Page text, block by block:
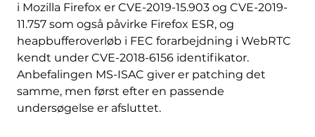
i Mozilla Firefox er CVE-2019-15.903 og CVE-2019-
11.757 som også påvirke Firefox ESR, og
heapbufferoverløb i FEC forarbejdning i WebRTC
kendt under CVE-2018-6156 identifikator.
Anbefalingen MS-ISAC giver er patching det
samme, men først efter en passende
undersøgelse er afsluttet.